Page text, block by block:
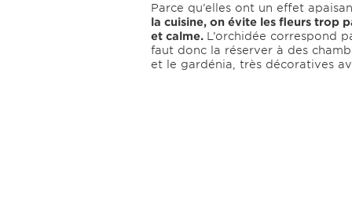
Parce qu’elles ont un effet
la cuisine, on évite les fleurs trop
et calme. L’orchidée correspond
faut donc la réserver à des
et le gardénia, très décoratives